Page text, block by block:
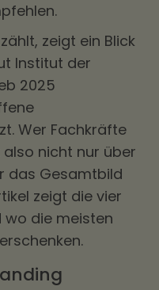
zeigt ein Blick
Institut der
2025
Wer Fachkräfte
nicht nur über
das Gesamtbild
zeigt die vier
wo die meisten